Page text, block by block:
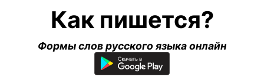
Как пишется?
Формы слов русского языка онлайн